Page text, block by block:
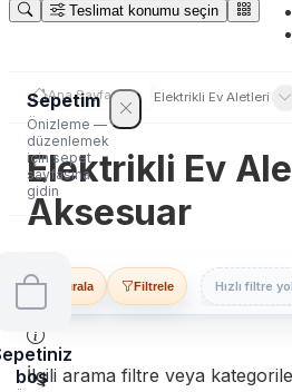
Teslimat konumu seçin
Sepetim
Önizleme —
düzenlemek
için sepet
sayfasına
gidin
boş
Ana Sayfa
Elektronik Elektrikli Ev Aletleri
Elektrikli Ev
Aksesuar
Sırala Filtrele Hızlı filtre
İlgili arama filtre veya